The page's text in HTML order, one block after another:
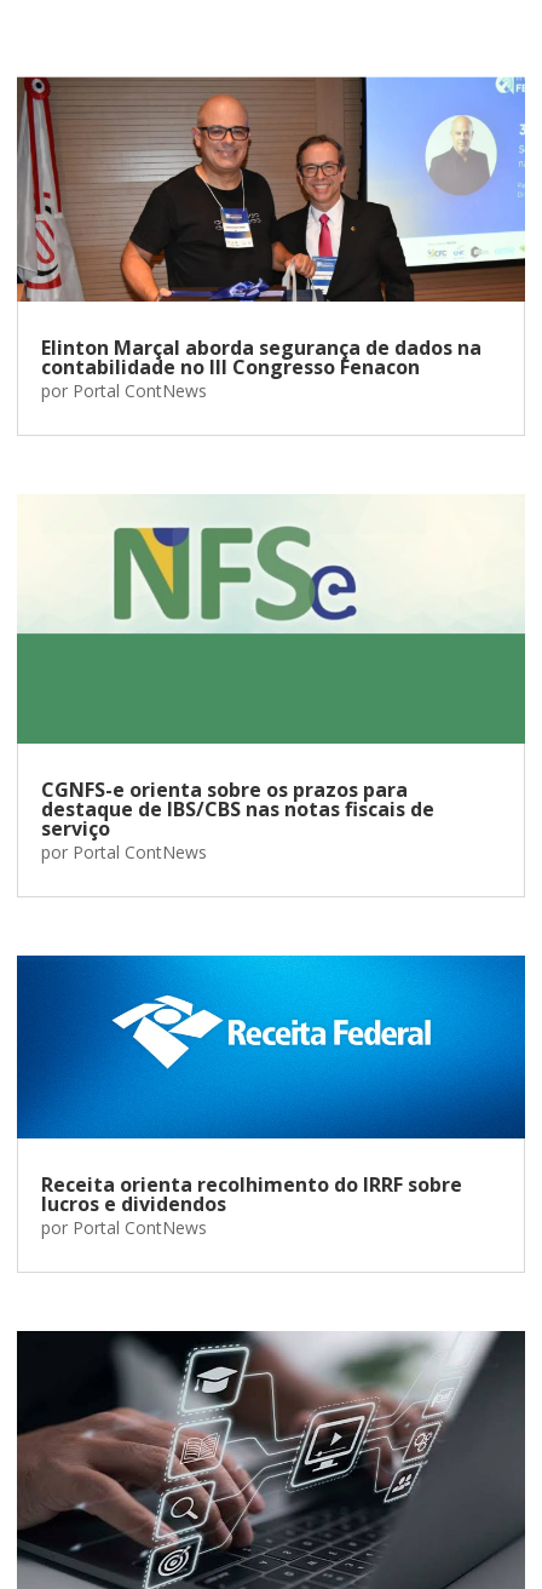
Elinton Marçal aborda segurança de dados na
contabilidade no III Congresso Fenacon
por Portal ContNews
CGNFS-e orienta sobre os prazos para
destaque de IBS/CBS nas notas fiscais de
serviço
por Portal ContNews
Receita orienta recolhimento do IRRF sobre
lucros e dividendos
por Portal ContNews